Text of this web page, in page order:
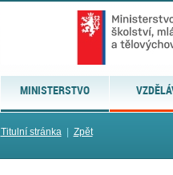
MINISTERSTVO
Titulní stránka| Zpět